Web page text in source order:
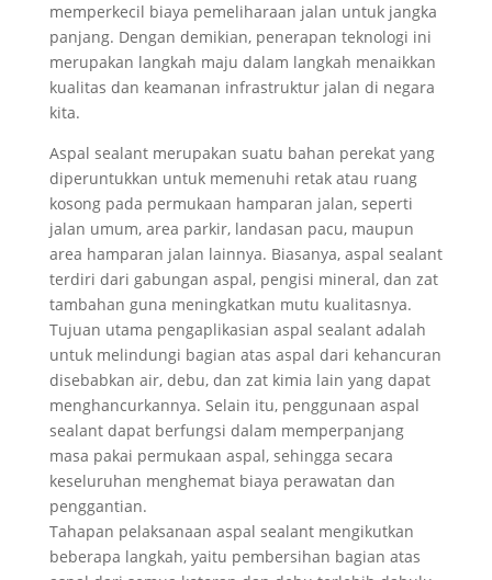
memperkecil biaya pemeliharaan jalan untuk jangka
panjang. Dengan demikian, penerapan teknologi ini
merupakan langkah maju dalam langkah menaikkan
kualitas dan keamanan infrastruktur jalan di negara
kita.
Aspal sealant merupakan suatu bahan perekat yang
diperuntukkan untuk memenuhi retak atau ruang
kosong pada permukaan hamparan jalan, seperti
jalan umum, area parkir, landasan pacu, maupun
area hamparan jalan lainnya. Biasanya, aspal sealant
terdiri dari gabungan aspal, pengisi mineral, dan zat
tambahan guna meningkatkan mutu kualitasnya.
Tujuan utama pengaplikasian aspal sealant adalah
untuk melindungi bagian atas aspal dari kehancuran
disebabkan air, debu, dan zat kimia lain yang dapat
menghancurkannya. Selain itu, penggunaan aspal
sealant dapat berfungsi dalam memperpanjang
masa pakai permukaan aspal, sehingga secara
keseluruhan menghemat biaya perawatan dan
penggantian.
Tahapan pelaksanaan aspal sealant mengikutkan
beberapa langkah, yaitu pembersihan bagian atas